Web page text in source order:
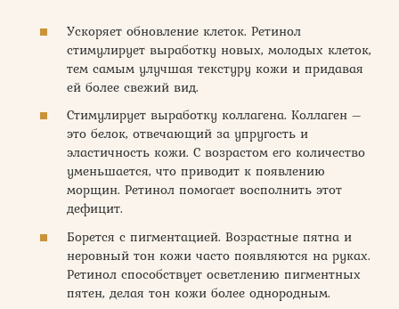
Ускоряет обновление клеток. Ретинол
стимулирует выработку новых, молодых клеток,
тем самым улучшая текстуру кожи и придавая
ей более свежий вид.
Стимулирует выработку коллагена. Коллаген –
это белок, отвечающий за упругость и
эластичность кожи. С возрастом его количество
уменьшается, что приводит к появлению
морщин. Ретинол помогает восполнить этот
дефицит.
Борется с пигментацией. Возрастные пятна и
неровный тон кожи часто появляются на руках.
Ретинол способствует осветлению пигментных
пятен, делая тон кожи более однородным.